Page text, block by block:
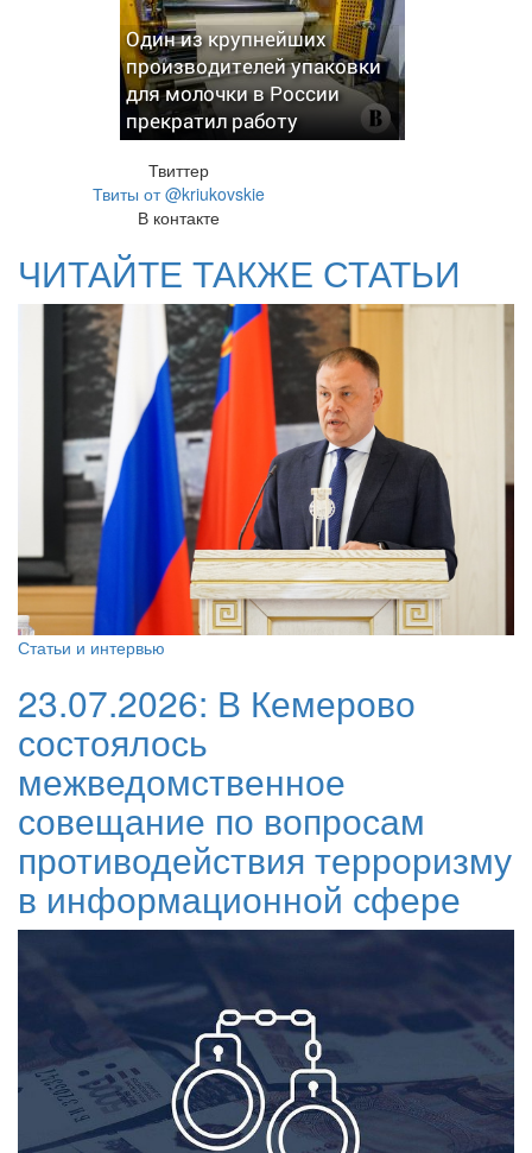
Один из крупнейших
производителей упаковки
для молочки в России
прекратил работу
Твиттер
Твиты от @kriukovskie
В контакте
ЧИТАЙТЕ ТАКЖЕ СТАТЬИ
Статьи и интервью
23.07.2026: В Кемерово
состоялось
межведомственное
совещание по вопросам
противодействия терроризму
в информационной сфере